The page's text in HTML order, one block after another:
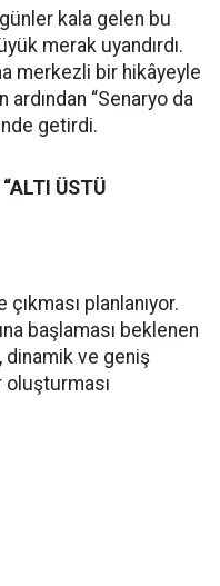
kala gelen bu
merak uyandırdı.
merkezli bir hikâyeyle
“Senaryo da
getirdi.
ÜSTÜ
planlanıyor.
başlaması beklenen
dinamik ve geniş